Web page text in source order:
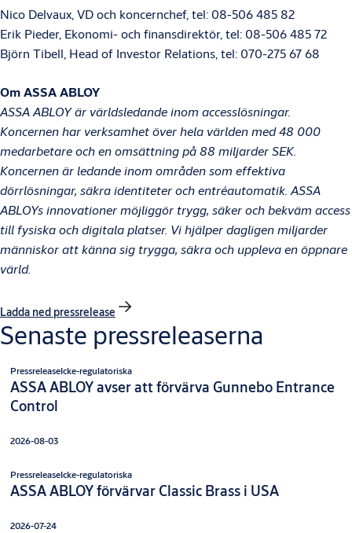
Nico Delvaux, VD och koncernchef, tel: 08-506 485 82
Erik Pieder, Ekonomi- och finansdirektör, tel: 08-506 485 72
Björn Tibell, Head of Investor Relations, tel: 070-275 67 68
Om ASSA ABLOY
ASSA ABLOY är världsledande inom accesslösningar.
Koncernen har verksamhet över hela världen med 48 000
medarbetare och en omsättning på 88 miljarder SEK.
Koncernen är ledande inom områden som effektiva
dörrlösningar, säkra identiteter och entréautomatik. ASSA
ABLOYs innovationer möjliggör trygg, säker och bekväm access
till fysiska och digitala platser. Vi hjälper dagligen miljarder
människor att känna sig trygga, säkra och uppleva en öppnare
värld.
Ladda ned pressrelease
Senaste pressreleaserna
PressreleaseIcke-regulatoriska
ASSA ABLOY avser att förvärva Gunnebo Entrance
Control
2026-08-03
PressreleaseIcke-regulatoriska
ASSA ABLOY förvärvar Classic Brass i USA
2026-07-24